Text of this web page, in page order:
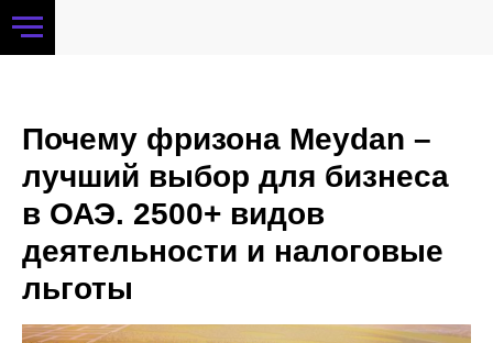
Почему фризона Meydan –
лучший выбор для бизнеса
в ОАЭ. 2500+ видов
деятельности и налоговые
льготы